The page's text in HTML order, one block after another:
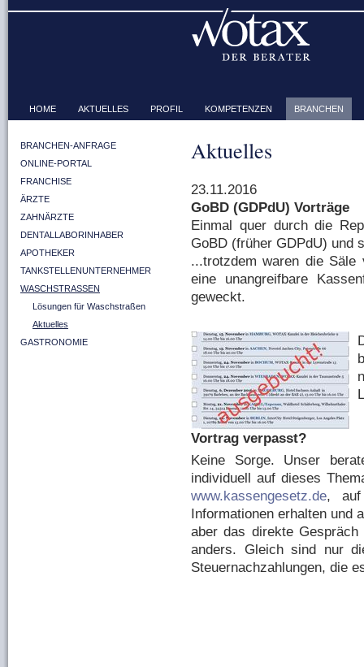
HOME AKTUELLES PROFIL KOMPETENZEN BRANCHEN
BRANCHEN-ANFRAGE
ONLINE-PORTAL
FRANCHISE
ÄRZTE
ZAHNÄRZTE
DENTALLABORINHABER
APOTHEKER
TANKSTELLENUNTERNEHMER
WASCHSTRASSEN
Lösungen für Waschstraßen
Aktuelles
GASTRONOMIE
Aktuelles
23.11.2016
GoBD (GDPdU) Vorträge
Einmal quer durch die
GoBD (früher GDPdU) und
...trotzdem waren die
eine unangreifbare
geweckt.
Vortrag verpasst?
Keine Sorge. Unser
individuell auf dieses
www.kassengesetz.de, auf
Informationen erhalten und
aber das direkte
anders. Gleich sind nur
Steuernachzahlungen, die